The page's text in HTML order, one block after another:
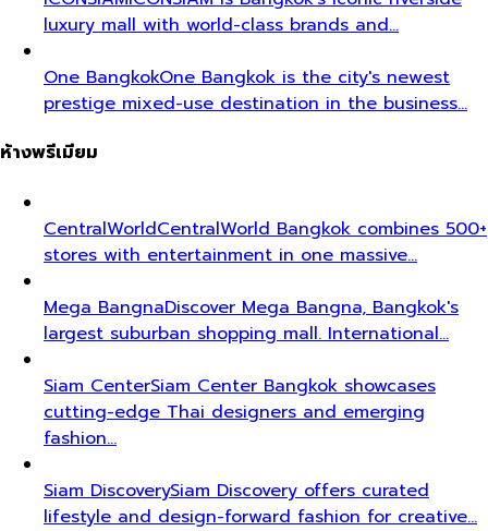
luxury mall with world-class brands and…
One BangkokOne Bangkok is the city's newest
prestige mixed-use destination in the business…
ห้างพรีเมียม
CentralWorldCentralWorld Bangkok combines 500+
stores with entertainment in one massive…
Mega BangnaDiscover Mega Bangna, Bangkok's
largest suburban shopping mall. International…
Siam CenterSiam Center Bangkok showcases
cutting-edge Thai designers and emerging
fashion…
Siam DiscoverySiam Discovery offers curated
lifestyle and design-forward fashion for creative…